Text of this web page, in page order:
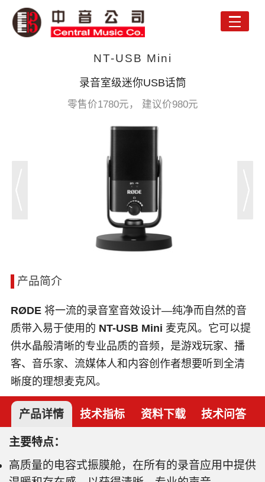
Toggle
NT-USB Mini
录音室级迷你USB话筒
零售价1780元， 建议价980元
产品简介
RØDE将一流的录音室音效设计—纯净而自然的音
质带入易于使用的 NT-USB Mini 麦克风。它可以提
供水晶般清晰的专业品质的音频，是游戏玩家、播
客、音乐家、流媒体人和内容创作者想要听到全清
晰度的理想麦克风。
产品详情 技术指标 资料下载 技术问答
主要特点：
高质量的电容式振膜舱，在所有的录音应用中提供